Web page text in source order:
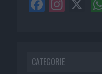
CATEGORIE